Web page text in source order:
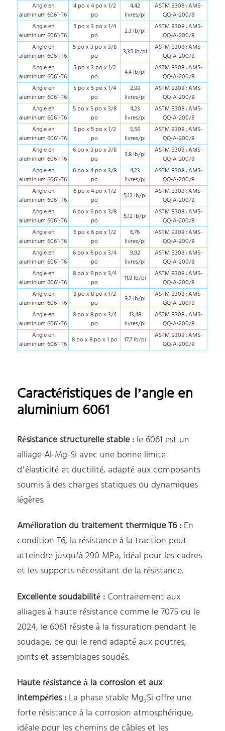
Angle en
aluminium 6061-T6
4 po x 4 po x 1/2
po
4,42
livres/pi
ASTM B308 ; AMS-
QQ-A-200/8
Angle en
aluminium 6061-T6
5 po x 3 po x 1/4
po
2,3 lb/pi
ASTM B308 ; AMS-
QQ-A-200/8
Angle en
aluminium 6061-T6
5 po x 3 po x 3/8
po
3,35 lb/pi
ASTM B308 ; AMS-
QQ-A-200/8
Angle en
aluminium 6061-T6
5 po x 3 po x 1/2
po
4,4 lb/pi
ASTM B308 ; AMS-
QQ-A-200/8
Angle en
aluminium 6061-T6
5 po x 5 po x 1/4
po
2,88
livres/pi
ASTM B308 ; AMS-
QQ-A-200/8
Angle en
aluminium 6061-T6
5 po x 5 po x 3/8
po
4,23
livres/pi
ASTM B308 ; AMS-
QQ-A-200/8
Angle en
aluminium 6061-T6
5 po x 5 po x 1/2
po
5,56
livres/pi
ASTM B308 ; AMS-
QQ-A-200/8
Angle en
aluminium 6061-T6
6 po x 3 po x 3/8
po
3,8 lb/pi
ASTM B308 ; AMS-
QQ-A-200/8
Angle en
aluminium 6061-T6
6 po x 4 po x 3/8
po
4,23
livres/pi
ASTM B308 ; AMS-
QQ-A-200/8
Angle en
aluminium 6061-T6
6 po x 4 po x 1/2
po
5,12 lb/pi
ASTM B308 ; AMS-
QQ-A-200/8
Angle en
aluminium 6061-T6
6 po x 6 po x 3/8
po
5,12 lb/pi
ASTM B308 ; AMS-
QQ-A-200/8
Angle en
aluminium 6061-T6
6 po x 6 po x 1/2
po
6,76
livres/pi
ASTM B308 ; AMS-
QQ-A-200/8
Angle en
aluminium 6061-T6
6 po x 6 po x 3/4
po
9,92
livres/pi
ASTM B308 ; AMS-
QQ-A-200/8
Angle en
aluminium 6061-T6
8 po x 6 po x 3/4
po
11,8 lb/pi
ASTM B308 ; AMS-
QQ-A-200/8
Angle en
aluminium 6061-T6
8 po x 8 po x 1/2
po
9,2 lb/pi
ASTM B308 ; AMS-
QQ-A-200/8
Angle en
aluminium 6061-T6
8 po x 8 po x 3/4
po
13,48
livres/pi
ASTM B308 ; AMS-
QQ-A-200/8
Angle en
aluminium 6061-T6 8 po x 8 po x 1 po 17,7 lb/pi
ASTM B308 ; AMS-
QQ-A-200/8
Caractéristiques de l’angle en
aluminium 6061
Résistance structurelle stable : le 6061 est un
alliage Al-Mg-Si avec une bonne limite
d’élasticité et ductilité, adapté aux composants
soumis à des charges statiques ou dynamiques
légères.
Amélioration du traitement thermique T6 : En
condition T6, la résistance à la traction peut
atteindre jusqu’à 290 MPa, idéal pour les cadres
et les supports nécessitant de la résistance.
Excellente soudabilité : Contrairement aux
alliages à haute résistance comme le 7075 ou le
2024, le 6061 résiste à la fissuration pendant le
soudage, ce qui le rend adapté aux poutres,
joints et assemblages soudés.
Haute résistance à la corrosion et aux
intempéries : La phase stable Mg₂Si offre une
forte résistance à la corrosion atmosphérique,